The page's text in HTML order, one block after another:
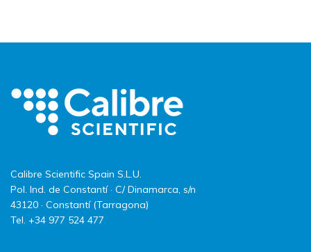
Calibre Scientific Spain S.L.U.
Pol. Ind. de Constantí · C/ Dinamarca, s/n
43120 · Constantí (Tarragona)
Tel. +34 977 524 477